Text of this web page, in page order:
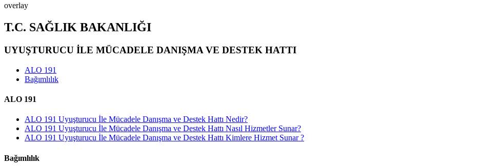
overlay
T.C. SAĞLIK BAKANLIĞI
UYUŞTURUCU İLE MÜCADELE DANIŞMA VE DESTEK HATTI
ALO 191
Bağımlılık
ALO 191
ALO 191 Uyuşturucu İle Mücadele Danışma ve Destek Hattı Nedir?
ALO 191 Uyuşturucu İle Mücadele Danışma ve Destek Hattı Nasıl Hizmetler Sunar?
ALO 191 Uyuşturucu İle Mücadele Danışma ve Destek Hattı Kimlere Hizmet Sunar ?
Bağımlılık